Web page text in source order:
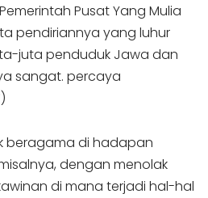
Pusat Yang Mulia
pendiriannya yang luhur
juta penduduk Jawa dan
sangat. percaya
beragama di hadapan
dengan menolak
di mana terjadi hal-hal